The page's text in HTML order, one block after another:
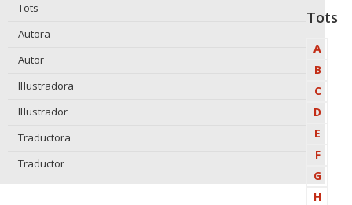
Tots
Autora
Autor
Il·lustradora
Il·lustrador
Traductora
Traductor
Tots
A
B
C
D
E
F
G
H